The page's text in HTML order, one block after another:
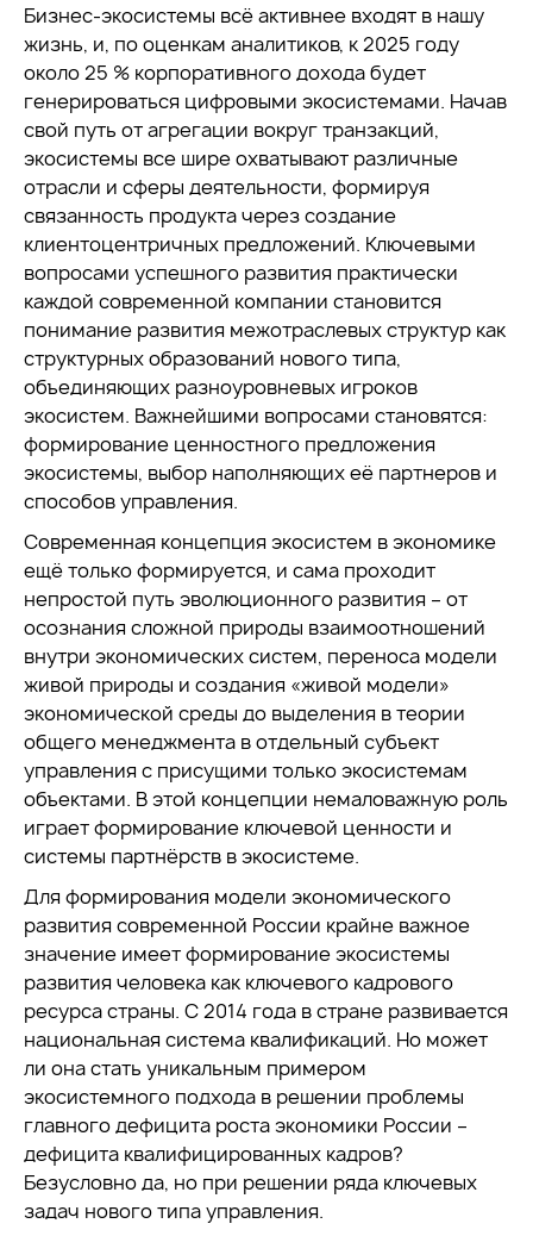
Бизнес-экосистемы всё активнее входят в нашу
жизнь, и, по оценкам аналитиков, к 2025 году
около 25 % корпоративного дохода будет
генерироваться цифровыми экосистемами. Начав
свой путь от агрегации вокруг транзакций,
экосистемы все шире охватывают различные
отрасли и сферы деятельности, формируя
связанность продукта через создание
клиентоцентричных предложений. Ключевыми
вопросами успешного развития практически
каждой современной компании становится
понимание развития межотраслевых структур как
структурных образований нового типа,
объединяющих разноуровневых игроков
экосистем. Важнейшими вопросами становятся:
формирование ценностного предложения
экосистемы, выбор наполняющих её партнеров и
способов управления.
Современная концепция экосистем в экономике
ещё только формируется, и сама проходит
непростой путь эволюционного развития – от
осознания сложной природы взаимоотношений
внутри экономических систем, переноса модели
живой природы и создания «живой модели»
экономической среды до выделения в теории
общего менеджмента в отдельный субъект
управления с присущими только экосистемам
объектами. В этой концепции немаловажную роль
играет формирование ключевой ценности и
системы партнёрств в экосистеме.
Для формирования модели экономического
развития современной России крайне важное
значение имеет формирование экосистемы
развития человека как ключевого кадрового
ресурса страны. С 2014 года в стране развивается
национальная система квалификаций. Но может
ли она стать уникальным примером
экосистемного подхода в решении проблемы
главного дефицита роста экономики России –
дефицита квалифицированных кадров?
Безусловно да, но при решении ряда ключевых
задач нового типа управления.